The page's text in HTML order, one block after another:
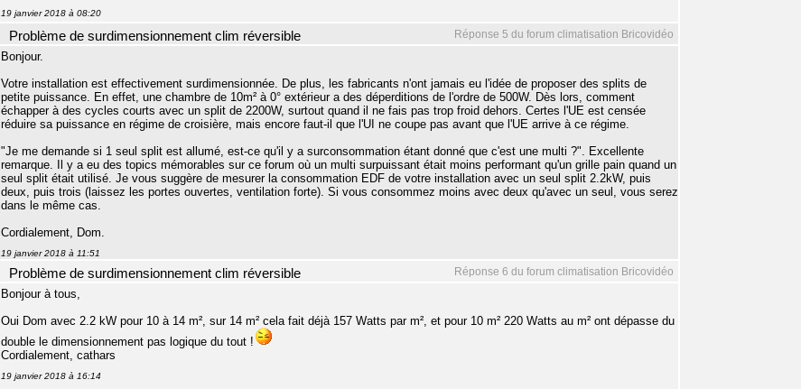
19 janvier 2018 à 08:20
Réponse 5 du forum climatisation Bricovidéo
Problème de surdimensionnement clim réversible
Bonjour.
Votre installation est effectivement surdimensionnée. De plus, les fabricants n'ont jamais eu l'idée de proposer des splits de
petite puissance. En effet, une chambre de 10m² à 0° extérieur a des déperditions de l'ordre de 500W. Dès lors, comment
échapper à des cycles courts avec un split de 2200W, surtout quand il ne fais pas trop froid dehors. Certes l'UE est censée
réduire sa puissance en régime de croisière, mais encore faut-il que l'UI ne coupe pas avant que l'UE arrive à ce régime.
"Je me demande si 1 seul split est allumé, est-ce qu'il y a surconsommation étant donné que c'est une multi ?". Excellente
remarque. Il y a eu des topics mémorables sur ce forum où un multi surpuissant était moins performant qu'un grille pain quand un
seul split était utilisé. Je vous suggère de mesurer la consommation EDF de votre installation avec un seul split 2.2kW, puis
deux, puis trois (laissez les portes ouvertes, ventilation forte). Si vous consommez moins avec deux qu'avec un seul, vous serez
dans le même cas.
Cordialement, Dom.
19 janvier 2018 à 11:51
Réponse 6 du forum climatisation Bricovidéo
Problème de surdimensionnement clim réversible
Bonjour à tous,
Oui Dom avec 2.2 kW pour 10 à 14 m², sur 14 m² cela fait déjà 157 Watts par m², et pour 10 m² 220 Watts au m² ont dépasse du
double le dimensionnement pas logique du tout !
Cordialement, cathars
19 janvier 2018 à 16:14